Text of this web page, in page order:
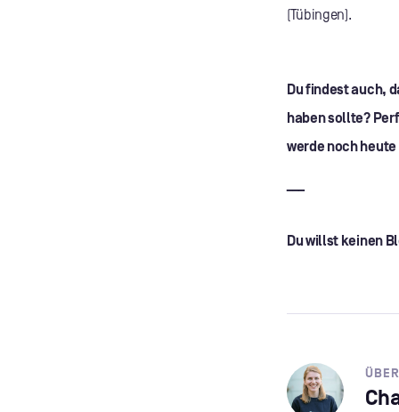
(Tübingen).
Du findest auch,
haben sollte?
werde noch
Du willst keinen